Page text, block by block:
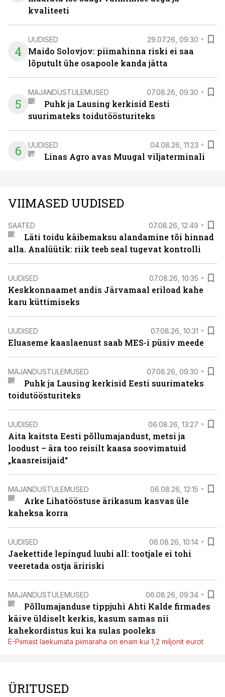
kvaliteeti
4
UUDISED 29.07.26, 09:30
Maido Solovjov: piimahinna riski ei saa
lõputult ühe osapoole kanda jätta
5
MAJANDUSTULEMUSED 07.08.26, 09:30
Puhk ja Lausing kerkisid Eesti
suurimateks toidutöösturiteks
6 UUDISED 04.08.26, 11:23
Linas Agro avas Muugal viljaterminali
VIIMASED UUDISED
SAATED 07.08.26, 12:49
Läti toidu käibemaksu alandamine tõi hinnad
alla. Analüütik: riik teeb seal tugevat kontrolli
UUDISED 07.08.26, 10:35
Keskkonnaamet andis Järvamaal eriload kahe
karu küttimiseks
UUDISED 07.08.26, 10:31
Eluaseme kaaslaenust saab MES-i püsiv meede
MAJANDUSTULEMUSED 07.08.26, 09:30
Puhk ja Lausing kerkisid Eesti suurimateks
toidutöösturiteks
UUDISED 06.08.26, 13:27
Aita kaitsta Eesti põllumajandust, metsi ja
loodust – ära too reisilt kaasa soovimatuid
„kaasreisijaid“
MAJANDUSTULEMUSED 06.08.26, 12:15
Arke Lihatööstuse ärikasum kasvas üle
kaheksa korra
UUDISED 06.08.26, 10:14
Jaekettide lepingud luubi all: tootjale ei tohi
veeretada ostja äririski
MAJANDUSTULEMUSED 06.08.26, 09:34
Põllumajanduse tippjuhi Ahti Kalde firmades
käive üldiselt kerkis, kasum samas nii
kahekordistus kui ka sulas pooleks
E-Piimast laekumata piimaraha on enam kui 1,2 miljonit eurot
ÜRITUSED